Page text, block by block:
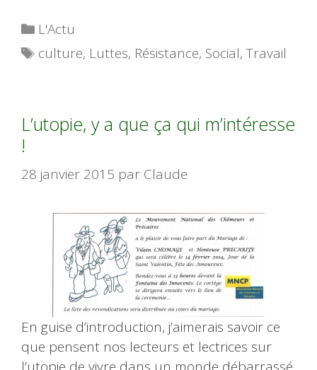
Catégories
L'Actu
Étiquettes
culture, Luttes, Résistance, Social,Travail
L’utopie, y a que ça qui m’intéresse
!
28 janvier 2015 par Claude
En guise d’introduction, j’aimerais savoir ce
que pensent nos lecteurs et lectrices sur